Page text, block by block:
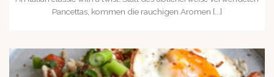
Pancettas, kommen die rauchigen Aromen [...]